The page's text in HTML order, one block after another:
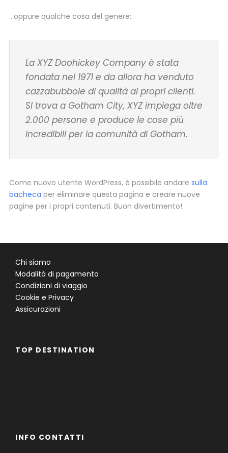
…oppure qualche cosa del genere:
La XYZ Doohickey Company è stata
fondata nel 1971 e da allora ha venduto
cazzabubbole di qualità ai propri clienti.
SI trova a Gotham City, XYZ impiega oltre
2.000 persone e produce le cose più
incredibili per la comunità di Gotham.
Come nuovo utente WordPress, è possibile andare sulla
bacheca per eliminare questa pagina e creare nuove
pagine per i propri contenuti. Buon divertimento!
Chi siamo
Modalità di pagamento
Condizioni di viaggio
Cookie e Privacy
Assicurazioni
TOP DESTINATION
INFO CONTATTI